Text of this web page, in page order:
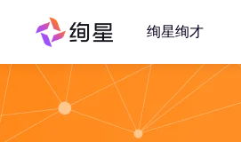
绚星绚才